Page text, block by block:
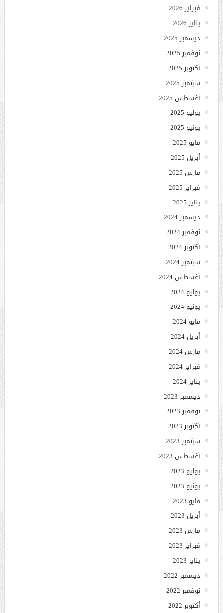
فبراير 2026
يناير 2026
ديسمبر 2025
نوفمبر 2025
أكتوبر 2025
سبتمبر 2025
أغسطس 2025
يوليو 2025
يونيو 2025
مايو 2025
أبريل 2025
مارس 2025
فبراير 2025
يناير 2025
ديسمبر 2024
نوفمبر 2024
أكتوبر 2024
سبتمبر 2024
أغسطس 2024
يوليو 2024
يونيو 2024
مايو 2024
أبريل 2024
مارس 2024
فبراير 2024
يناير 2024
ديسمبر 2023
نوفمبر 2023
أكتوبر 2023
سبتمبر 2023
أغسطس 2023
يوليو 2023
يونيو 2023
مايو 2023
أبريل 2023
مارس 2023
فبراير 2023
يناير 2023
ديسمبر 2022
نوفمبر 2022
أكتوبر 2022